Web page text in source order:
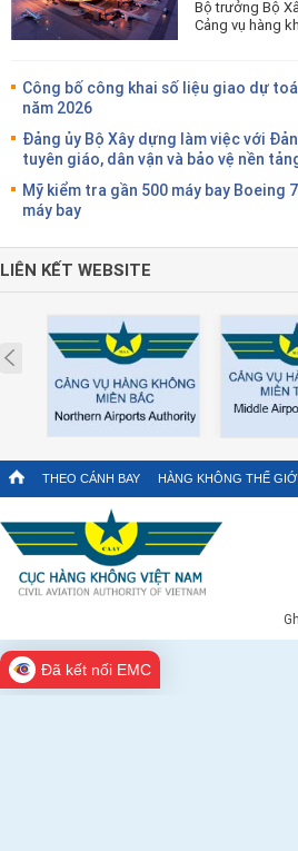
Bộ trưởng Bộ
Cảng vụ hàng
Công bố công khai số liệu giao dự
năm 2026
Đảng ủy Bộ Xây dựng làm việc với
tuyên giáo, dân vận và bảo vệ nền
Mỹ kiểm tra gần 500 máy bay Boeing
máy bay
LIÊN KẾT WEBSITE
Prev
THEO CÁNH BAY HÀNG KHÔNG THẾ GIỚI
Đã kết nối EMC